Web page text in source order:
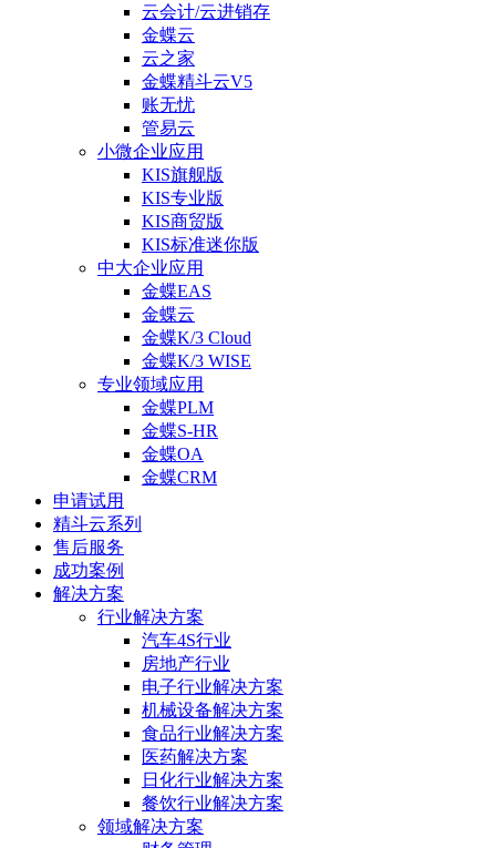
云会计/云进销存
金蝶云
云之家
金蝶精斗云V5
账无忧
管易云
小微企业应用
KIS旗舰版
KIS专业版
KIS商贸版
KIS标准迷你版
中大企业应用
金蝶EAS
金蝶云
金蝶K/3 Cloud
金蝶K/3 WISE
专业领域应用
金蝶PLM
金蝶S-HR
金蝶OA
金蝶CRM
申请试用
精斗云系列
售后服务
成功案例
解决方案
行业解决方案
汽车4S行业
房地产行业
电子行业解决方案
机械设备解决方案
食品行业解决方案
医药解决方案
日化行业解决方案
餐饮行业解决方案
领域解决方案